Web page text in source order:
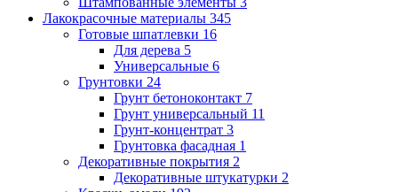
Лакокрасочные материалы 345
Готовые шпатлевки 16
Для дерева 5
Универсальные 6
Грунтовки 24
Грунт бетоноконтакт 7
Грунт универсальный 11
Грунт-концентрат 3
Грунтовка фасадная 1
Декоративные покрытия 2
Декоративные штукатурки 2